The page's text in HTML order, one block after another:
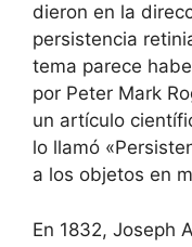
dieron en la
persistencia
tema parece
por Peter Mark
un artículo
lo llamó
a los objetos en
En 1832, Joseph